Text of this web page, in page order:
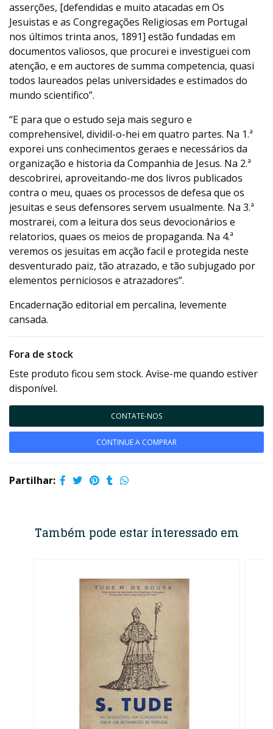
asserções, [defendidas e muito atacadas em Os
Jesuistas e as Congregações Religiosas em Portugal
nos últimos trinta anos, 1891] estão fundadas em
documentos valiosos, que procurei e investiguei com
atenção, e em auctores de summa competencia, quasi
todos laureados pelas universidades e estimados do
mundo scientifico”.
“E para que o estudo seja mais seguro e
comprehensivel, dividil-o-hei em quatro partes. Na 1.ª
exporei uns conhecimentos geraes e necessários da
organização e historia da Companhia de Jesus. Na 2.ª
descobrirei, aproveitando-me dos livros publicados
contra o meu, quaes os processos de defesa que os
jesuitas e seus defensores servem usualmente. Na 3.ª
mostrarei, com a leitura dos seus devocionários e
relatorios, quaes os meios de propaganda. Na 4.ª
veremos os jesuitas em acção facil e protegida neste
desventurado paiz, tão atrazado, e tão subjugado por
elementos perniciosos e atrazadores”.
Encadernação editorial em percalina, levemente
cansada.
Fora de stock
Este produto ficou sem stock. Avise-me quando estiver
disponível.
CONTATE-NOS
CONTINUE A COMPRAR
Partilhar:
Também pode estar interessado em